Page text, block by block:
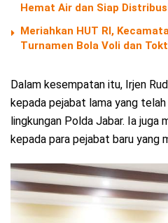
Hemat Air dan Siap
Meriahkan HUT RI,
Turnamen Bola Voli dan
Dalam kesempatan itu, Irjen
kepada pejabat lama yang
lingkungan Polda Jabar. Ia juga
kepada para pejabat baru yang